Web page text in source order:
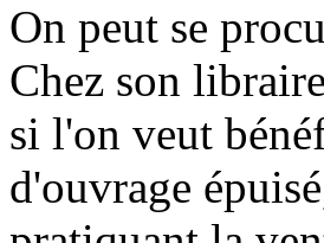
On peut se
Chez son
si l'on veut
d'ouvrage